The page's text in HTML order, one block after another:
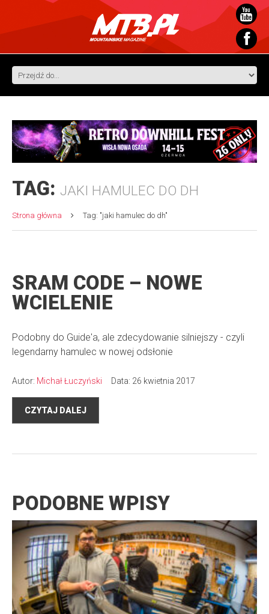
TAG: JAKI HAMULEC DO DH
Strona główna Tag: "jaki hamulec do dh"
SRAM CODE – NOWE
WCIELENIE
Podobny do Guide'a, ale zdecydowanie silniejszy - czyli
legendarny hamulec w nowej odsłonie
Autor: Michał Łuczyński Data: 26 kwietnia 2017
CZYTAJ DALEJ
PODOBNE WPISY